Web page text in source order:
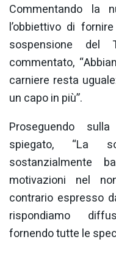
Commentando la
l’obbiettivo di
sospensione del
commentato,
carniere resta
un capo in più”.
Proseguendo
spiegato, “La
sostanzialmente
motivazioni nel
contrario espresso
rispondiamo
fornendo tutte le